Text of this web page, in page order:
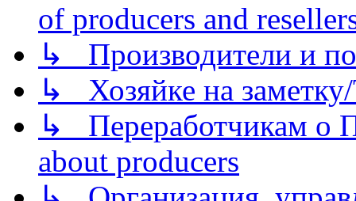
of producers and
↳ Производители и
↳ Хозяйке на
↳ Переработчикам о
about producers